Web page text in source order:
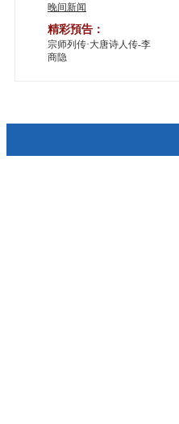
晚间新闻
精彩預告：
宗师列传·大唐诗人传-李
商隐